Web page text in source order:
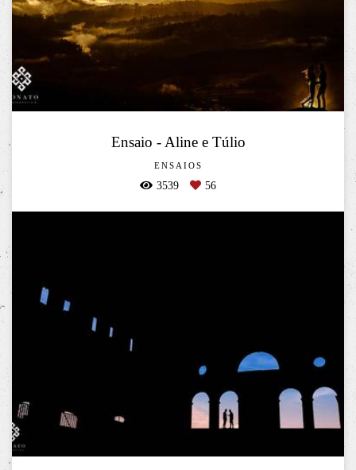
Ensaio - Aline e Túlio
ENSAIOS
3539 56